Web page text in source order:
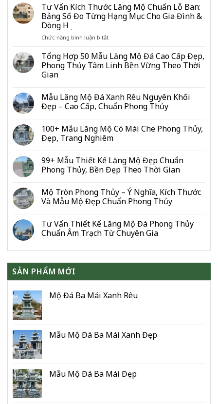
Phí
Thuê
Thợ
Lăng
Trọn
Gói
Hết
Tiền?
Bảng
Giá
Nhất
2026
Tư Vấn Kích Thước Lăng Mộ Chuẩn Lỗ Ban:
Bảng Số Đo Từng Hạng Mục Cho Gia Đình &
Dòng Họ
Chức năng bình luận bị tắtở
Vấn
Kích
Thước
Chuẩn
Lỗ
Ban:
Số
Đo
Mục
Cho
&
Dòng
Tổng Hợp 50 Mẫu Lăng Mộ Đá Cao Cấp Đẹp,
Phong Thủy Tâm Linh Bền Vững Theo Thời
Gian
Mẫu Lăng Mộ Đá Xanh Rêu Nguyên Khối
Đẹp – Cao Cấp, Chuẩn Phong Thủy
100+ Mẫu Lăng Mộ Có Mái Che Phong Thủy,
Đẹp, Trang Nghiêm
99+ Mẫu Thiết Kế Lăng Mộ Đẹp Chuẩn
Phong Thủy, Bền Đẹp Theo Thời Gian
Mộ Tròn Phong Thủy – Ý Nghĩa, Kích Thước
Và Mẫu Mộ Đẹp Chuẩn Phong Thủy
Tư Vấn Thiết Kế Lăng Mộ Đá Phong Thủy
Chuẩn Âm Trạch Từ Chuyên Gia
SẢN PHẨM MỚI
Mộ Đá Ba Mái Xanh Rêu
Mẫu Mộ Đá Ba Mái Xanh Đẹp
Mẫu Mộ Đá Ba Mái Đẹp